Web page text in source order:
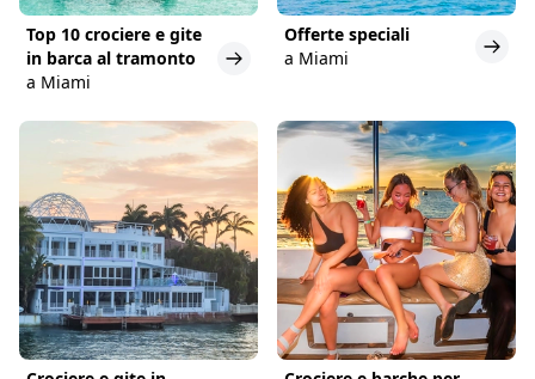
Top 10 crociere e gite
in barca al tramonto
a Miami
Offerte speciali
a Miami